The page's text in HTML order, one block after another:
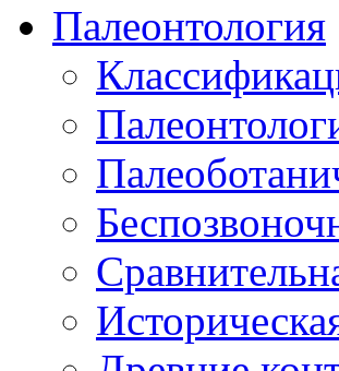
Палеонтология